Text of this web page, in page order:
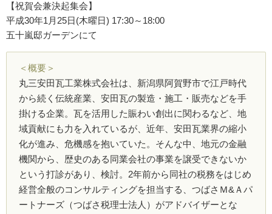
【祝賀会兼決起集会】
平成30年1月25日(木曜日) 17:30～18:00
五十嵐邸ガーデンにて
＜概要＞
丸三安田瓦工業株式会社は、新潟県阿賀野市で江戸時代
から続く伝統産業、安田瓦の製造・施工・販売などを手
掛ける企業。瓦を活用した賑わい創出に関わるなど、地
域貢献にも力を入れているが、近年、安田瓦業界の縮小
化が進み、危機感を抱いていた。そんな中、地元の金融
機関から、歴史のある同業会社の事業を譲受できないか
という打診があり、検討。2年前から同社の税務をはじめ
経営全般のコンサルティングを担当する、つばさＭ&Ａパ
ートナーズ（つばさ税理士法人）がアドバイザーとな